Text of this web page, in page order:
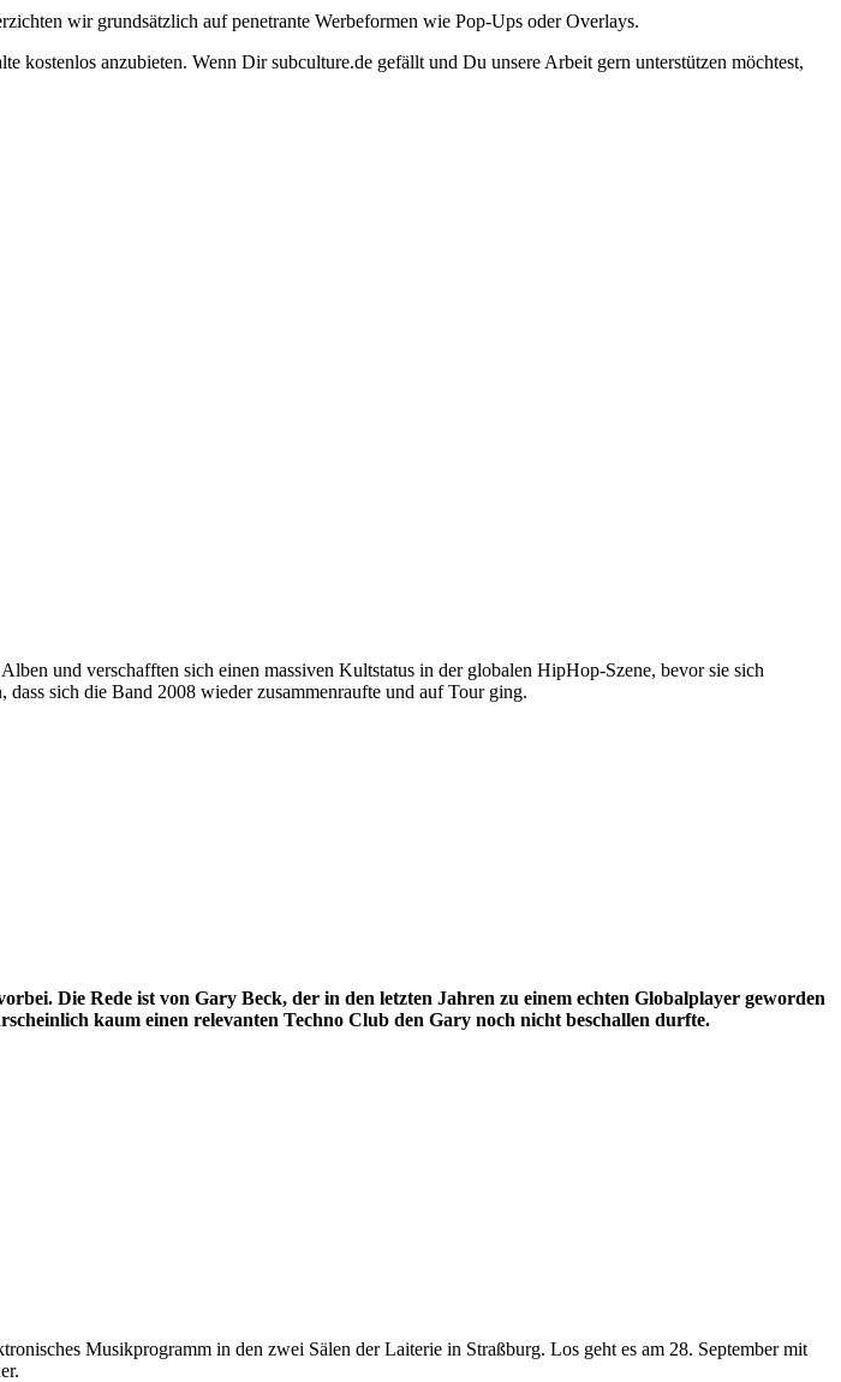
wir grundsätzlich auf penetrante Werbeformen wie Pop-Ups oder Overlays.
anzubieten. Wenn Dir subculture.de gefällt und Du unsere Arbeit gern unterstützen möchtest,
und verschafften sich einen massiven Kultstatus in der globalen HipHop-Szene, bevor sie sich
sich die Band 2008 wieder zusammenraufte und auf Tour ging.
Die Rede ist von Gary Beck, der in den letzten Jahren zu einem echten Globalplayer geworden
kaum einen relevanten Techno Club den Gary noch nicht beschallen durfte.
Musikprogramm in den zwei Sälen der Laiterie in Straßburg. Los geht es am 28. September mit